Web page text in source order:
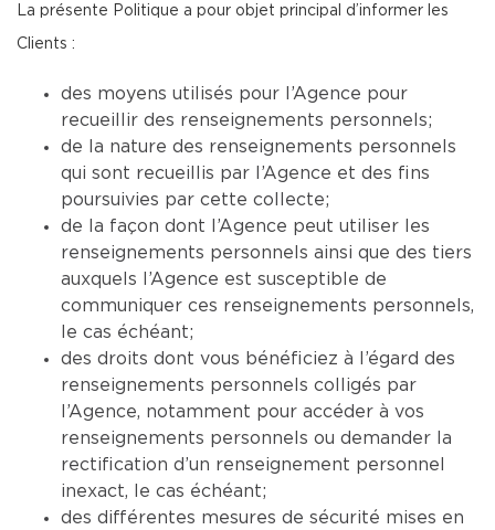
La présente Politique a pour objet principal d’informer les
Clients :
des moyens utilisés pour l’Agence pour
recueillir des renseignements personnels;
de la nature des renseignements personnels
qui sont recueillis par l’Agence et des fins
poursuivies par cette collecte;
de la façon dont l’Agence peut utiliser les
renseignements personnels ainsi que des tiers
auxquels l’Agence est susceptible de
communiquer ces renseignements personnels,
le cas échéant;
des droits dont vous bénéficiez à l’égard des
renseignements personnels colligés par
l’Agence, notamment pour accéder à vos
renseignements personnels ou demander la
rectification d’un renseignement personnel
inexact, le cas échéant;
des différentes mesures de sécurité mises en